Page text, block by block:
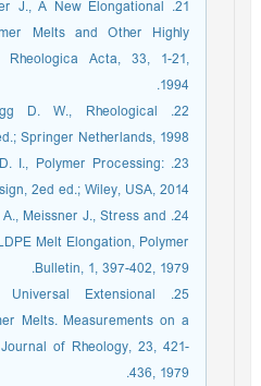
J., A New Elongational
Melts and Other Highly
Rheologica Acta, 33, 1-21,
1994.
D. W., Rheological
Springer Netherlands, 1998.
D. I., Polymer Processing:
2ed ed.; Wiley, USA, 2014.
A., Meissner J., Stress and
Melt Elongation, Polymer
Bulletin, 1, 397-402, 1979.
Universal Extensional
Melts. Measurements on a
of Rheology, 23, 421-
436, 1979.